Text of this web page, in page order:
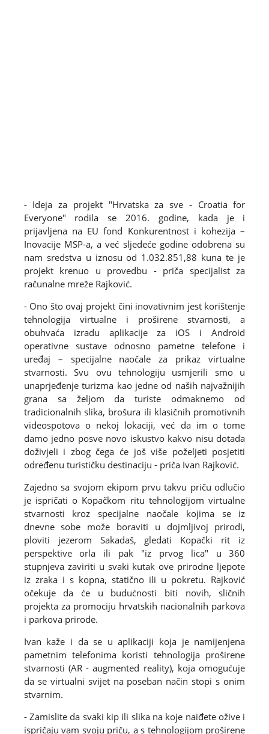
- Ideja za projekt "Hrvatska za sve - Croatia for
Everyone" rodila se 2016. godine, kada je i
prijavljena na EU fond Konkurentnost i kohezija –
Inovacije MSP-a, a već sljedeće godine odobrena su
nam sredstva u iznosu od 1.032.851,88 kuna te je
projekt krenuo u provedbu - priča specijalist za
računalne mreže Rajković.
- Ono što ovaj projekt čini inovativnim jest korištenje
tehnologija virtualne i proširene stvarnosti, a
obuhvaća izradu aplikacije za iOS i Android
operativne sustave odnosno pametne telefone i
uređaj – specijalne naočale za prikaz virtualne
stvarnosti. Svu ovu tehnologiju usmjerili smo u
unaprjeđenje turizma kao jedne od naših najvažnijih
grana sa željom da turiste odmaknemo od
tradicionalnih slika, brošura ili klasičnih promotivnih
videospotova o nekoj lokaciji, već da im o tome
damo jedno posve novo iskustvo kakvo nisu dotada
doživjeli i zbog čega će još više poželjeti posjetiti
određenu turističku destinaciju - priča Ivan Rajković.
Zajedno sa svojom ekipom prvu takvu priču odlučio
je ispričati o Kopačkom ritu tehnologijom virtualne
stvarnosti kroz specijalne naočale kojima se iz
dnevne sobe može boraviti u dojmljivoj prirodi,
ploviti jezerom Sakadaš, gledati Kopački rit iz
perspektive orla ili pak "iz prvog lica" u 360
stupnjeva zaviriti u svaki kutak ove prirodne ljepote
iz zraka i s kopna, statično ili u pokretu. Rajković
očekuje da će u budućnosti biti novih, sličnih
projekta za promociju hrvatskih nacionalnih parkova
i parkova prirode.
Ivan kaže i da se u aplikaciji koja je namijenjena
pametnim telefonima koristi tehnologija proširene
stvarnosti (AR - augmented reality), koja omogućuje
da se virtualni svijet na poseban način stopi s onim
stvarnim.
- Zamislite da svaki kip ili slika na koje naiđete ožive i
ispričaju vam svoju priču, a s tehnologijom proširene